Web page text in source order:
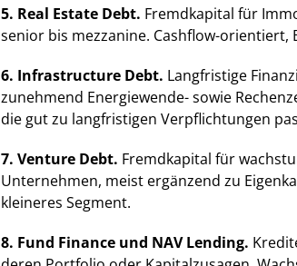
5. Real Estate Debt. Fremdkapital für
senior bis mezzanine. Cashflow-orientiert,
6. Infrastructure Debt. Langfristige
zunehmend Energiewende- sowie
die gut zu langfristigen Verpflichtungen
7. Venture Debt. Fremdkapital für
Unternehmen, meist ergänzend zu
kleineres Segment.
8. Fund Finance und NAV Lending.